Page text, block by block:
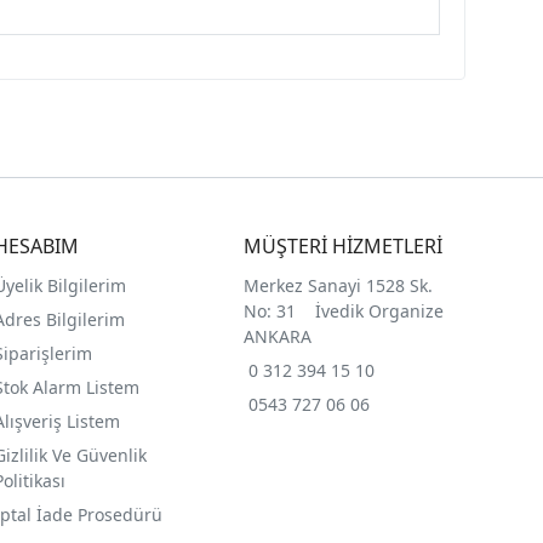
Bilgilerim
Bilgilerim
Alarm Listem
Listem
Ve Güvenlik
İade Prosedürü
MÜŞTERİ HİZMETLERİ
Merkez Sanayi 1528 Sk.
No: 31 İvedik Organize
ANKARA
0 312 394 15 10
0543 727 06 06